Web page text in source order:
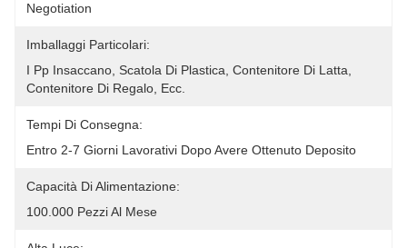
Negotiation
Imballaggi Particolari:
I Pp Insaccano, Scatola Di Plastica, Contenitore Di Latta,
Contenitore Di Regalo, Ecc.
Tempi Di Consegna:
Entro 2-7 Giorni Lavorativi Dopo Avere Ottenuto Deposito
Capacità Di Alimentazione:
100.000 Pezzi Al Mese